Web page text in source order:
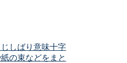
しばり意味十字
の束などをまと